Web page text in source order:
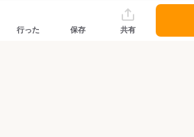
行った 保存 共有